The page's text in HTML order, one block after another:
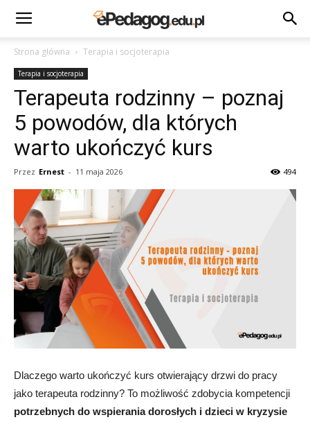
Strona główna Terapia i socjoterapia
Terapia i socjoterapia
Terapeuta rodzinny – poznaj
5 powodów, dla których
warto ukończyć kurs
Przez Ernest - 11 maja 2026 494
Dlaczego warto ukończyć kurs otwierający drzwi do pracy
jako terapeuta rodzinny? To możliwość zdobycia kompetencji
potrzebnych do wspierania dorosłych i dzieci w kryzysie